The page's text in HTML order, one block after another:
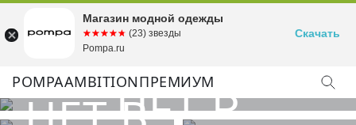
POMPAAMBITIONПРЕМИУМ
Магазин модной одежды
☆☆☆☆☆
★★★★★ (23) звезды
Pompa.ru
Скачать